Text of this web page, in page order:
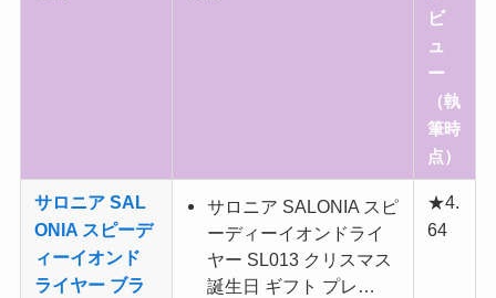
ビ
ュ
ー
（執
筆時
点）
サロニア SAL
ONIA スピーデ
ィーイオンド
ライヤー ブラ
サロニア SALONIA スピ
ーディーイオンドライ
ヤー SL013 クリスマス
誕生日 ギフト プレ…
★4.
64